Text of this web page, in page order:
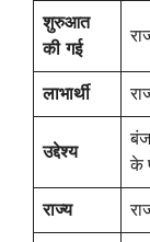
शुरुआत
की गई
लाभार्थी
उद्देश्य
के
राज्य